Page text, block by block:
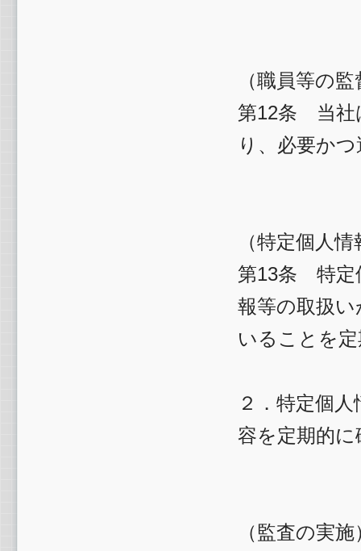
（職員等の
第12条 当社
り、必要か
（特定個人
第13条 特定
報等の取扱
いることを
２．特定個
容を定期的
（監査の実施